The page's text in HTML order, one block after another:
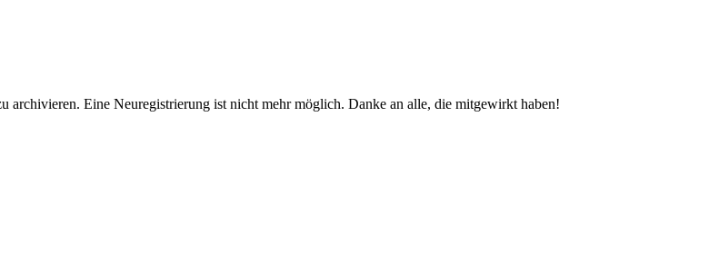
archivieren. Eine Neuregistrierung ist nicht mehr möglich. Danke an alle, die mitgewirkt haben!